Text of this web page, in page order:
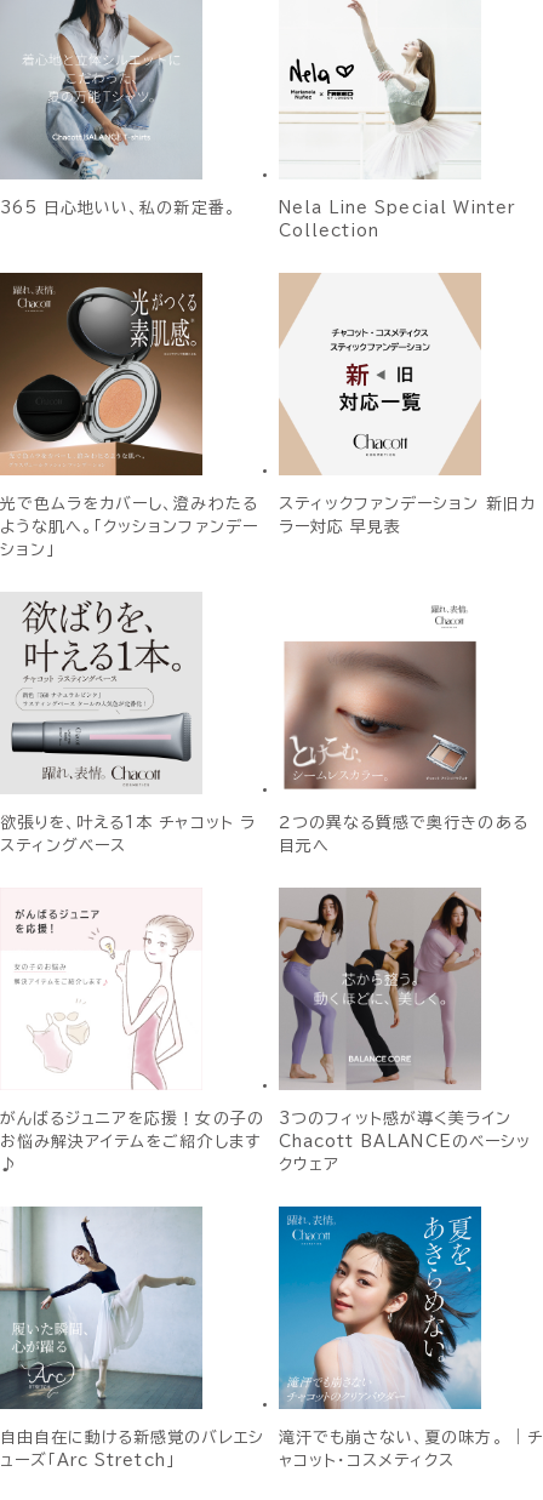
365 日心地いい、私の新定番。
Nela Line Special Winter
Collection
光で色ムラをカバーし、澄みわたる
ような肌へ。「クッションファンデー
ション」
スティックファンデーション 新旧カ
ラー対応 早見表
欲張りを、叶える1本 チャコット ラ
スティングベース
２つの異なる質感で奥行きのある
目元へ
がんばるジュニアを応援！女の子の
お悩み解決アイテムをご紹介します
♪
3つのフィット感が導く美ライン
Chacott BALANCEのベーシッ
クウェア
自由自在に動ける新感覚のバレエシ
ューズ「Arc Stretch」
滝汗でも崩さない、夏の味方。 ｜チ
ャコット・コスメティクス